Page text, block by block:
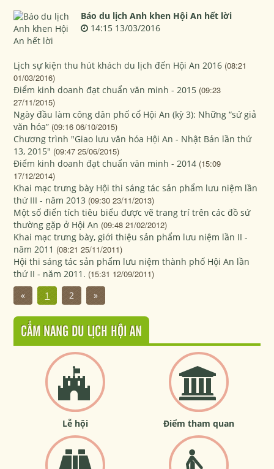
Báo du lịch Anh khen Hội An hết lời
14:15 13/03/2016
Lịch sự kiện thu hút khách du lịch đến Hội An 2016 (08:21
01/03/2016)
Điểm kinh doanh đạt chuẩn văn minh - 2015 (09:23
27/11/2015)
Ngày đầu làm công dân phố cổ Hội An (kỳ 3): Những “sứ giả
văn hóa” (09:16 06/10/2015)
Chương trình "Giao lưu văn hóa Hội An - Nhật Bản lần thứ
13, 2015" (09:47 25/06/2015)
Điểm kinh doanh đạt chuẩn văn minh - 2014 (15:09
17/12/2014)
Khai mạc trưng bày Hội thi sáng tác sản phẩm lưu niệm lần
thứ III - năm 2013 (09:30 23/11/2013)
Một số điển tích tiêu biểu được vẽ trang trí trên các đồ sứ
thường gặp ở Hội An (09:48 21/02/2012)
Khai mạc trưng bày, giới thiệu sản phẩm lưu niệm lần II -
năm 2011 (08:21 25/11/2011)
Hội thi sáng tác sản phẩm lưu niệm thành phố Hội An lần
thứ II - năm 2011. (15:31 12/09/2011)
«
1 2 »
CẨM NANG DU LỊCH HỘI AN
Lễ hội Điểm tham quan